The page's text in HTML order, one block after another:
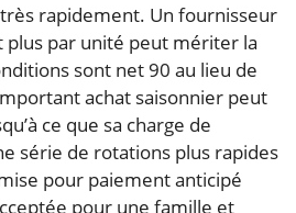
rapidement. Un fournisseur
par unité peut mériter la
sont net 90 au lieu de
achat saisonnier peut
ce que sa charge de
série de rotations plus rapides
pour paiement anticipé
pour une famille et